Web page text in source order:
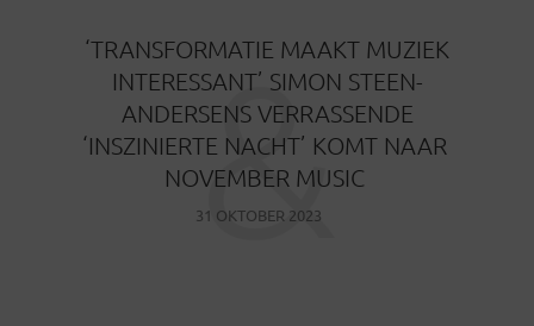
‘TRANSFORMATIE MAAKT MUZIEK
INTERESSANT’ SIMON STEEN-
ANDERSENS VERRASSENDE
‘INSZINIERTE NACHT’ KOMT NAAR
NOVEMBER MUSIC
31 OKTOBER 2023
&